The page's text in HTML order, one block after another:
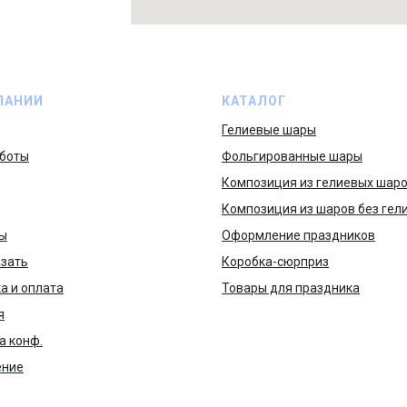
и оплата
конф.
КАТАЛОГ
Гелиевые шары
Фольгированные шары
Композиция из гелиевых
Композиция из шаров без
Оформление праздников
Коробка-сюрприз
Товары для праздника